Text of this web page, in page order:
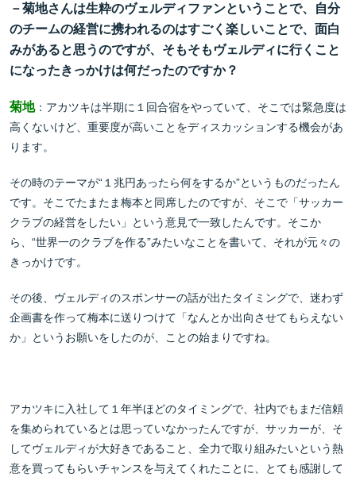
－菊地さんは生粋のヴェルディファンということで、自分
のチームの経営に携われるのはすごく楽しいことで、面白
みがあると思うのですが、そもそもヴェルディに行くこと
になったきっかけは何だったのですか？
菊地：アカツキは半期に１回合宿をやっていて、そこでは緊急度は
高くないけど、重要度が高いことをディスカッションする機会があ
ります。
その時のテーマが“１兆円あったら何をするか”というものだったん
です。そこでたまたま梅本と同席したのですが、そこで「サッカー
クラブの経営をしたい」という意見で一致したんです。そこか
ら、“世界一のクラブを作る”みたいなことを書いて、それが元々の
きっかけです。
その後、ヴェルディのスポンサーの話が出たタイミングで、迷わず
企画書を作って梅本に送りつけて「なんとか出向させてもらえない
か」というお願いをしたのが、ことの始まりですね。
アカツキに入社して１年半ほどのタイミングで、社内でもまだ信頼
を集められているとは思っていなかったんですが、サッカーが、そ
してヴェルディが大好きであること、全力で取り組みたいという熱
意を買ってもらいチャンスを与えてくれたことに、とても感謝して